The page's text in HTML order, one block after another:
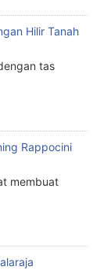
Hilir Tanah
tas
Rappocini
membuat